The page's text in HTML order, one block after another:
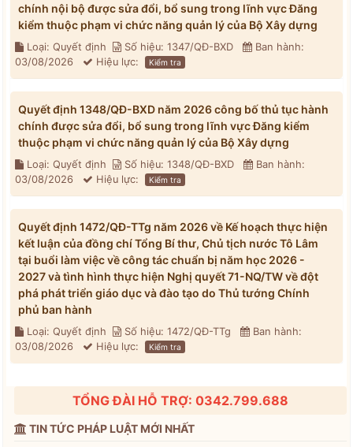
chính nội bộ được sửa đổi, bổ sung trong lĩnh vực Đăng
kiểm thuộc phạm vi chức năng quản lý của Bộ Xây dựng
Loại: Quyết định Số hiệu: 1347/QĐ-BXD
Ban hành:
03/08/2026
Hiệu lực: Kiểm tra
Quyết định 1348/QĐ-BXD năm 2026 công bố thủ tục hành
chính được sửa đổi, bổ sung trong lĩnh vực Đăng kiểm
thuộc phạm vi chức năng quản lý của Bộ Xây dựng
Loại: Quyết định Số hiệu: 1348/QĐ-BXD
Ban hành:
03/08/2026
Hiệu lực: Kiểm tra
Quyết định 1472/QĐ-TTg năm 2026 về Kế hoạch thực hiện
kết luận của đồng chí Tổng Bí thư, Chủ tịch nước Tô Lâm
tại buổi làm việc về công tác chuẩn bị năm học 2026 -
2027 và tình hình thực hiện Nghị quyết 71-NQ/TW về đột
phá phát triển giáo dục và đào tạo do Thủ tướng Chính
phủ ban hành
Loại: Quyết định Số hiệu: 1472/QĐ-TTg
Ban hành:
03/08/2026
Hiệu lực: Kiểm tra
TỔNG ĐÀI HỖ TRỢ: 0342.799.688
TIN TỨC PHÁP LUẬT MỚI NHẤT